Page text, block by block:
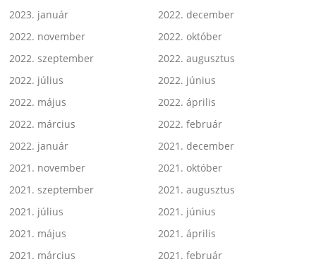
2023. január
2022. december
2022. november
2022. október
2022. szeptember
2022. augusztus
2022. július
2022. június
2022. május
2022. április
2022. március
2022. február
2022. január
2021. december
2021. november
2021. október
2021. szeptember
2021. augusztus
2021. július
2021. június
2021. május
2021. április
2021. március
2021. február